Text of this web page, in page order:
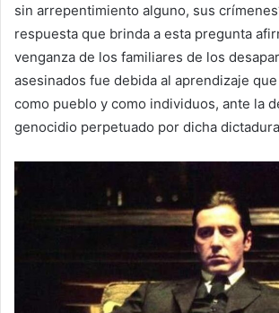
sin arrepentimiento alguno, sus
respuesta que brinda a esta pregunta
venganza de los familiares de los
asesinados fue debida al aprendizaje
como pueblo y como individuos, ante la
genocidio perpetuado por dicha